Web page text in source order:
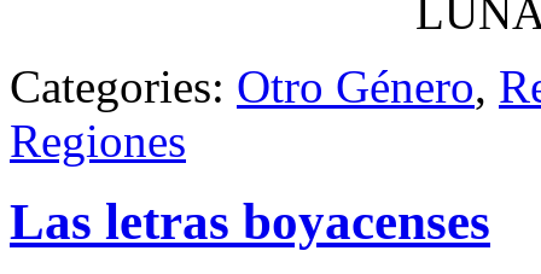
Categories: Otro Género,
Regiones
Las letras boyacenses